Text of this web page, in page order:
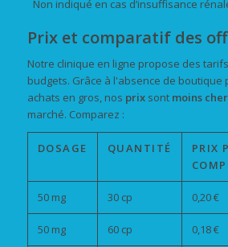
Non indiqué en cas d’insuffisance
Prix et comparatif des
Notre clinique en ligne propose des
budgets. Grâce à l'absence de boutique
achats en gros, nos prixsont moins
marché. Comparez :
DOSAGE QUANTITÉ
PRIX
50 mg 30 cp 0,20 €
50 mg 60 cp 0,18 €